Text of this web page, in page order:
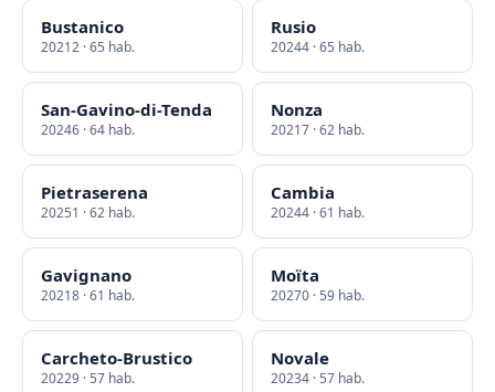
Bustanico
20212 · 65 hab.
Rusio
20244 · 65 hab.
San-Gavino-di-Tenda
20246 · 64 hab.
Nonza
20217 · 62 hab.
Pietraserena
20251 · 62 hab.
Cambia
20244 · 61 hab.
Gavignano
20218 · 61 hab.
Moïta
20270 · 59 hab.
Carcheto-Brustico
20229 · 57 hab.
Novale
20234 · 57 hab.